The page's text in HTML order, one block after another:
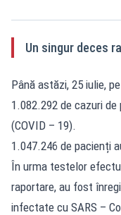
Un singur deces
Până astăzi, 25 iulie,
1.082.292 de cazuri
(COVID – 19).
1.047.246 de pacienți
În urma testelor
raportare, au fost
infectate cu SARS –